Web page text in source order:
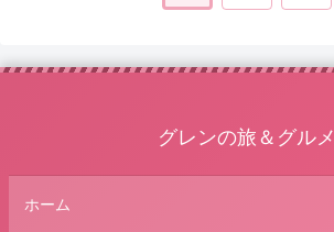
グレンの旅＆グルメ
ホーム